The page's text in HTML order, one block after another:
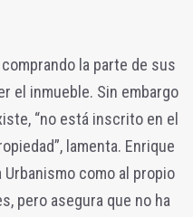
la parte de sus
el inmueble. Sin embargo
“no está inscrito en el
lamenta. Enrique
como al propio
pero asegura que no ha